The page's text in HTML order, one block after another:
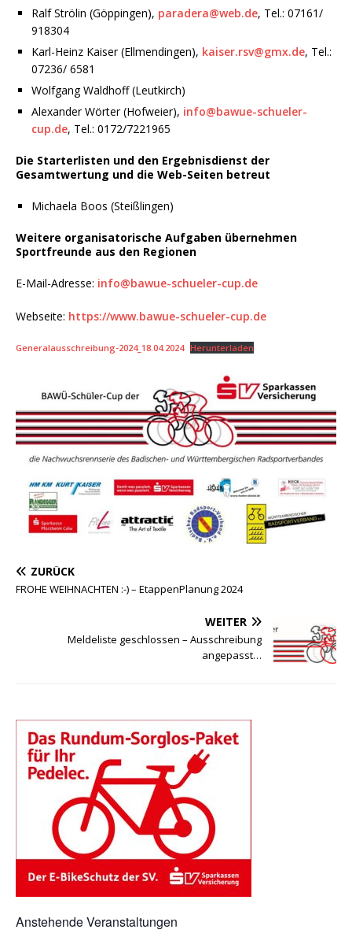
Ralf Strölin (Göppingen), paradera@web.de, Tel.: 07161/
918304
Karl-Heinz Kaiser (Ellmendingen), kaiser.rsv@gmx.de, Tel.:
07236/ 6581
Wolfgang Waldhoff (Leutkirch)
Alexander Wörter (Hofweier), info@bawue-schueler-
cup.de, Tel.: 0172/7221965
Die Starterlisten und den Ergebnisdienst der
Gesamtwertung und die Web-Seiten betreut
Michaela Boos (Steißlingen)
Weitere organisatorische Aufgaben übernehmen
Sportfreunde aus den Regionen
E-Mail-Adresse: info@bawue-schueler-cup.de
Webseite: https://www.bawue-schueler-cup.de
Generalausschreibung-2024_18.04.2024 Herunterladen
ZURÜCK
FROHE WEIHNACHTEN :-) – EtappenPlanung 2024
WEITER
Meldeliste geschlossen – Ausschreibung
angepasst…
Anstehende Veranstaltungen